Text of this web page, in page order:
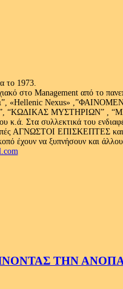
το 1973.
στο Management από το
«Hellenic Nexus»
ΜΥΣΤΗΡΙΩΝ” , “MEGA
κ.ά. Στα συλλεκτικά του
ΑΓΝΩΣΤΟΙ ΕΠΙΣΚΕΠΤΕΣ
να ξυπνήσουν και άλλους
ΤΗΝ